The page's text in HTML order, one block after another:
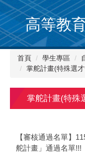
跳
到
主
要
內
高等教
首頁 學生專區
掌舵計畫(特殊選
掌舵計畫(特殊
【審核通過名單】
舵計畫」通過名單!!!